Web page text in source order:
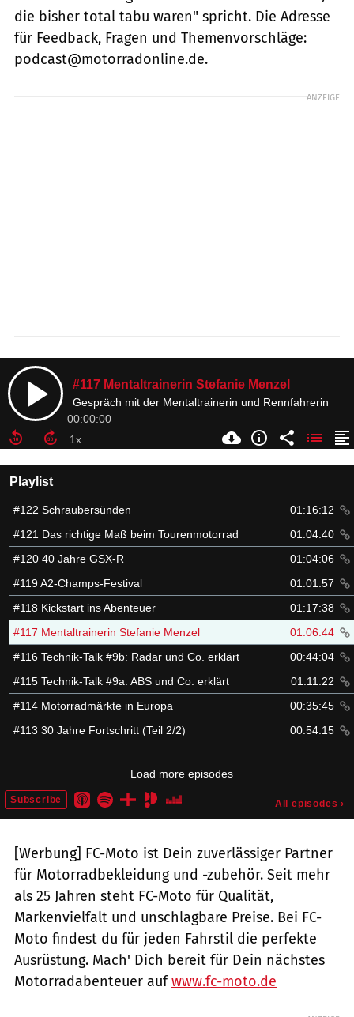
die bisher total tabu waren" spricht. Die Adresse
für Feedback, Fragen und Themenvorschläge:
podcast@motorradonline.de.
ANZEIGE
[Werbung] FC-Moto ist Dein zuverlässiger Partner
für Motorradbekleidung und -zubehör. Seit mehr
als 25 Jahren steht FC-Moto für Qualität,
Markenvielfalt und unschlagbare Preise. Bei FC-
Moto findest du für jeden Fahrstil die perfekte
Ausrüstung. Mach' Dich bereit für Dein nächstes
Motorradabenteuer aufwww.fc-moto.de